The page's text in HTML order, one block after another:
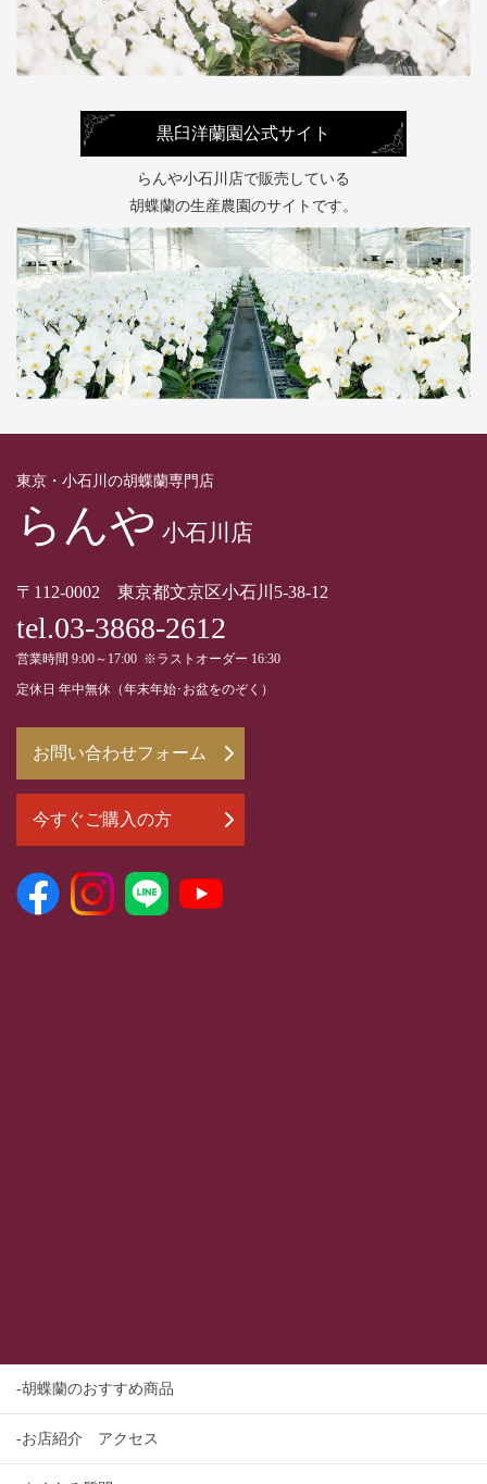
黒臼洋蘭園公式サイト
らんや小石川店で販売している
胡蝶蘭の生産農園のサイトです。
東京・小石川の胡蝶蘭専門店
らんや 小石川店
〒112-0002 東京都文京区小石川5-38-12
tel.03-3868-2612
営業時間 9:00～17:00 ※ラストオーダー 16:30
定休日 年中無休（年末年始･お盆をのぞく）
お問い合わせフォーム
今すぐご購入の方
-胡蝶蘭のおすすめ商品
-お店紹介 アクセス